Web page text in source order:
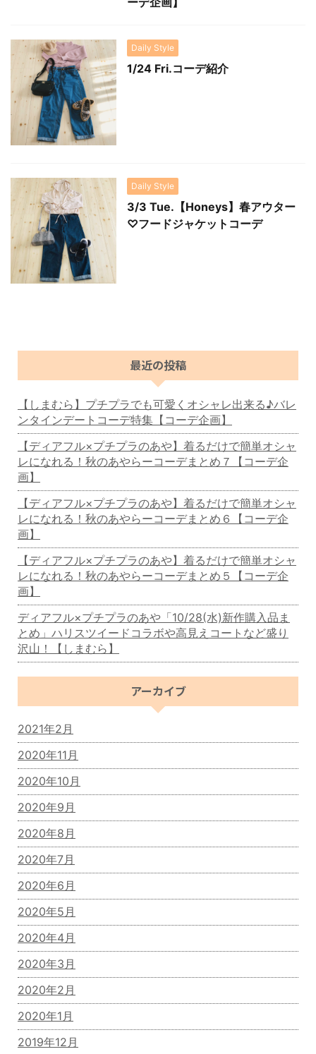
Daily Style
1/24 Fri.コーデ紹介
Daily Style
3/3 Tue.【Honeys】春アウター
♡フードジャケットコーデ
最近の投稿
【しまむら】プチプラでも可愛くオシャレ出来る♪バレ
ンタインデートコーデ特集【コーデ企画】
【ディアフル×プチプラのあや】着るだけで簡単オシャ
レになれる！秋のあやらーコーデまとめ７【コーデ企
画】
【ディアフル×プチプラのあや】着るだけで簡単オシャ
レになれる！秋のあやらーコーデまとめ６【コーデ企
画】
【ディアフル×プチプラのあや】着るだけで簡単オシャ
レになれる！秋のあやらーコーデまとめ５【コーデ企
画】
ディアフル×プチプラのあや「10/28(水)新作購入品ま
とめ」ハリスツイードコラボや高見えコートなど盛り
沢山！【しまむら】
アーカイブ
2021年2月
2020年11月
2020年10月
2020年9月
2020年8月
2020年7月
2020年6月
2020年5月
2020年4月
2020年3月
2020年2月
2020年1月
2019年12月